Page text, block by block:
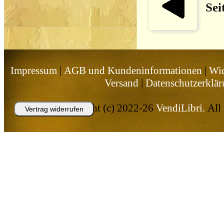
Impressum | AGB und Kundeninformationen |
Versand|
Copyright (c) 2022-26 VendiLibri. All
Vertrag widerrufen